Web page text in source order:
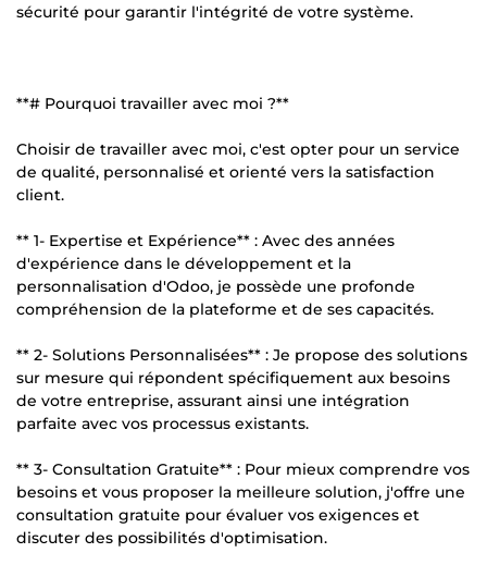
sécurité pour garantir l'intégrité de votre système.
**# Pourquoi travailler avec moi ?**
Choisir de travailler avec moi, c'est opter pour un service
de qualité, personnalisé et orienté vers la satisfaction
client.
** 1- Expertise et Expérience** : Avec des années
d'expérience dans le développement et la
personnalisation d'Odoo, je possède une profonde
compréhension de la plateforme et de ses capacités.
** 2- Solutions Personnalisées** : Je propose des solutions
sur mesure qui répondent spécifiquement aux besoins
de votre entreprise, assurant ainsi une intégration
parfaite avec vos processus existants.
** 3- Consultation Gratuite** : Pour mieux comprendre vos
besoins et vous proposer la meilleure solution, j'offre une
consultation gratuite pour évaluer vos exigences et
discuter des possibilités d'optimisation.